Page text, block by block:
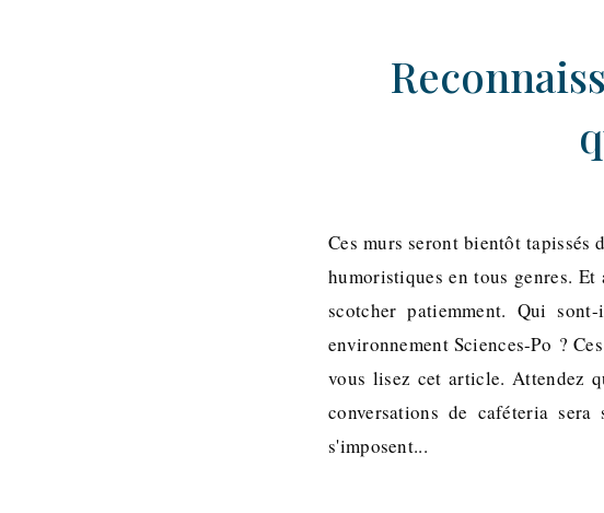
Ces murs seront bientôt
humoristiques en tous genres.
scotcher patiemment. Qui
environnement Sciences-Po ?
vous lisez cet article. Attendez
conversations de caféteria
s'imposent...